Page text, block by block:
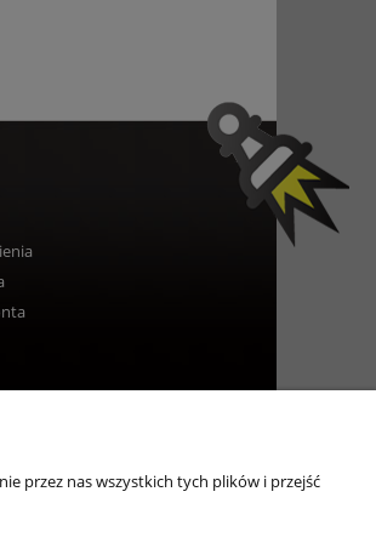
przez nas wszystkich tych plików i przejść